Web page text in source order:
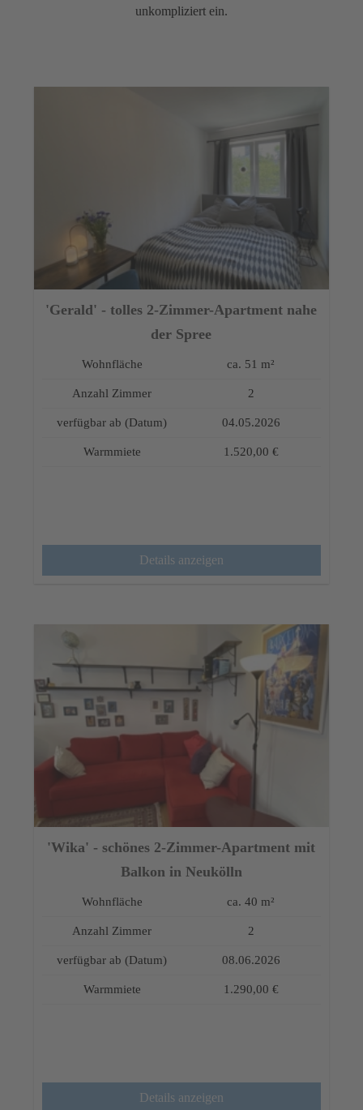
unkompliziert ein.
'Gerald' - tolles 2-Zimmer-Apartment nahe
der Spree
Wohnfläche ca. 51 m²
Anzahl Zimmer 2
verfügbar ab (Datum) 04.05.2026
Warmmiete 1.520,00 €
Details anzeigen
'Wika' - schönes 2-Zimmer-Apartment mit
Balkon in Neukölln
Wohnfläche ca. 40 m²
Anzahl Zimmer 2
verfügbar ab (Datum) 08.06.2026
Warmmiete 1.290,00 €
Details anzeigen